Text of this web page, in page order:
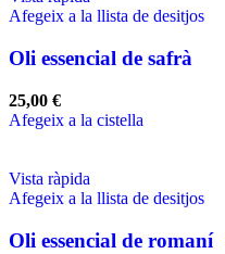
Afegeix a la llista de desitjos
Oli essencial de safrà
25,00 €
Afegeix a la cistella
Vista ràpida
Afegeix a la llista de desitjos
Oli essencial de romaní